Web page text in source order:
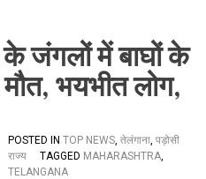
के जंगलों में बाघों के
भयभीत लोग,
POSTED IN TOP NEWS, तेलंगाना, पड़ोसी
राज्य
TAGGED MAHARASHTRA,
TELANGANA